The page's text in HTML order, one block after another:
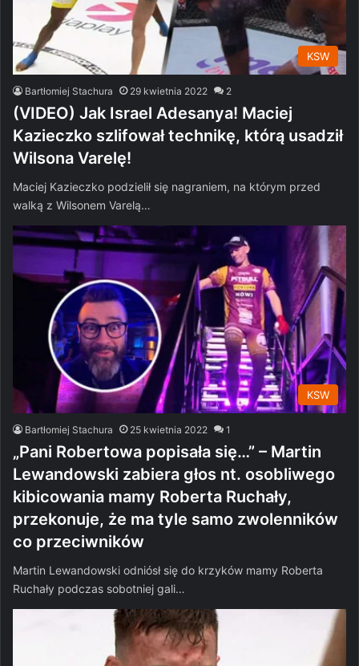
KSW
Bartłomiej Stachura 29 kwietnia 2022 2
(VIDEO) Jak Israel Adesanya! Maciej
Kazieczko szlifował technikę, którą usadził
Wilsona Varelę!
Maciej Kazieczko podzielił się nagraniem, na którym przed
walką z Wilsonem Varelą…
KSW
Bartłomiej Stachura 25 kwietnia 2022 1
„Pani Robertowa popisała się…” – Martin
Lewandowski zabiera głos nt. osobliwego
kibicowania mamy Roberta Ruchały,
przekonuje, że ma tyle samo zwolenników
co przeciwników
Martin Lewandowski odniósł się do krzyków mamy Roberta
Ruchały podczas sobotniej gali…